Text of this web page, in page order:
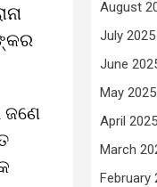
ଜଣେ
August
July 2025
June
May 2025
April 2025
March
February